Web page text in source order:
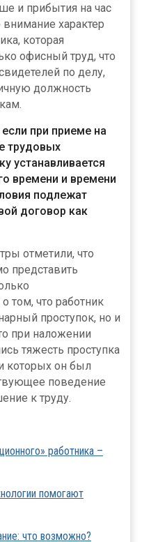
и прибытия на час
характер
которая
офисный труд, что
по делу,
должность
при приеме на
трудовых
устанавливается
времени и времени
подлежат
договор как
отметили, что
представить
том, что работник
проступок, но и
при наложении
тяжесть проступка
которых он был
поведение
к труду.
работника –
помогают
что возможно?